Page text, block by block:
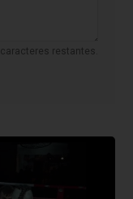
caracteres restantes.